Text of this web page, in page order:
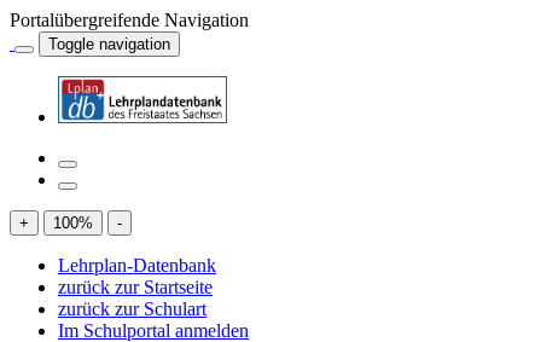
Portalübergreifende Navigation
Toggle navigation
+ 100% -
Lehrplan-Datenbank
zurück zur Startseite
zurück zur Schulart
Im Schulportal anmelden